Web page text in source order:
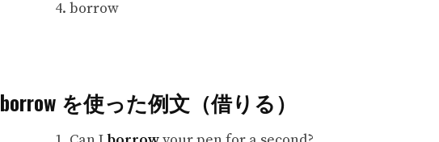
borrow
borrow を使った例文（借りる）